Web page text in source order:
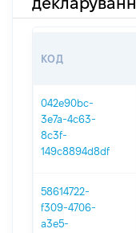
КОД
042e90bc-
3e7a-4c63-
8c3f-
149c8894d8df
58614722-
f309-4706-
a3e5-